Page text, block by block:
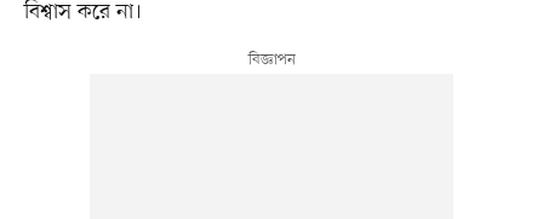
বিশ্বাস করে না।